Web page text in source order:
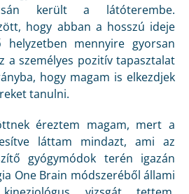
került a látóterembe.
hogy abban a hosszú ideje
helyzetben mennyire gyorsan
a személyes pozitív tapasztalat
hogy magam is elkezdjek
tanulni.
éreztem magam, mert a
láttam mindazt, ami az
gyógymódok terén igazán
One Brain módszeréből állami